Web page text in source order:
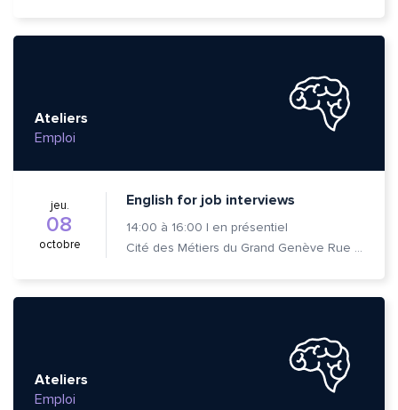
Ateliers
Emploi
jeu.
08
octobre
English for job interviews
14:00 à 16:00 | en présentiel
Cité des Métiers du Grand Genève Rue Prévost-Martin 6 1205 Genève
Ateliers
Emploi